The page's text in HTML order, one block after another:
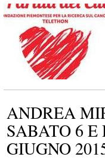
ANDREA
SABATO 6
GIUGNO